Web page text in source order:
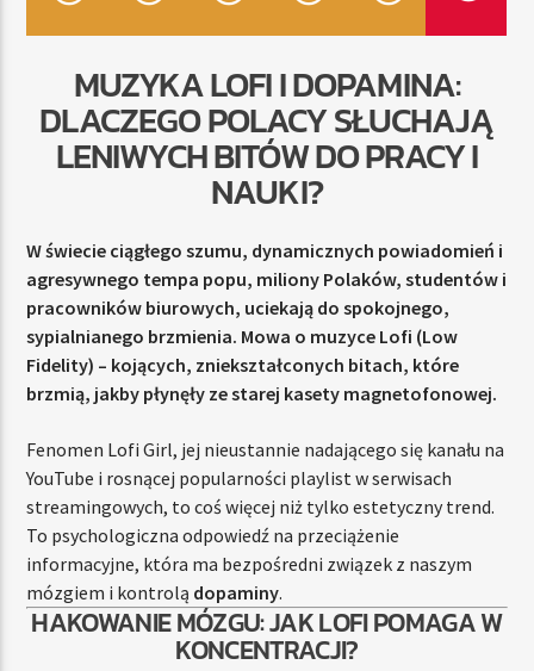
RADIO STREFA MUZY
00:00 24:00
Radio Strefa Muzy
MUZYKA LOFI I DOPAMINA:
DLACZEGO POLACY SŁUCHAJĄ
LENIWYCH BITÓW DO PRACY I
NAUKI?
W świecie ciągłego szumu, dynamicznych powiadomień i
agresywnego tempa popu, miliony Polaków, studentów i
pracowników biurowych, uciekają do spokojnego,
sypialnianego brzmienia. Mowa o muzyce Lofi (Low
Fidelity) – kojących, zniekształconych bitach, które
brzmią, jakby płynęły ze starej kasety magnetofonowej.
Fenomen Lofi Girl, jej nieustannie nadającego się kanału na
YouTube i rosnącej popularności playlist w serwisach
streamingowych, to coś więcej niż tylko estetyczny trend.
To psychologiczna odpowiedź na przeciążenie
informacyjne, która ma bezpośredni związek z naszym
mózgiem i kontrolą dopaminy.
HAKOWANIE MÓZGU: JAK LOFI POMAGA W
KONCENTRACJI?